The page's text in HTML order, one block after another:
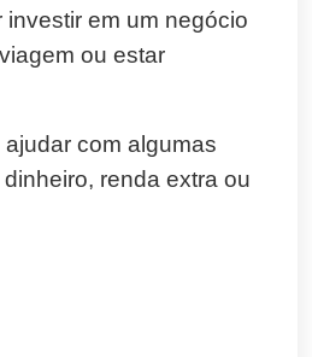
investir em um negócio
ou estar
com algumas
renda extra ou